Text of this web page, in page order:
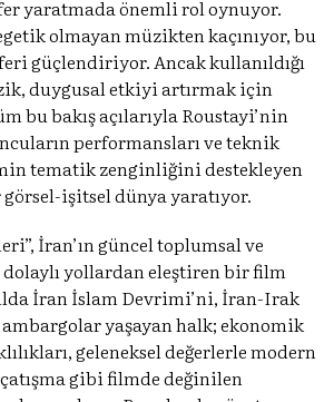
yaratmada önemli rol oynuyor.
olmayan müzikten kaçınıyor, bu
güçlendiriyor. Ancak kullanıldığı
duygusal etkiyi artırmak için
bu bakış açılarıyla Roustayi’nin
performansları ve teknik
tematik zenginliğini destekleyen
işitsel dünya yaratıyor.
İran’ın güncel toplumsal ve
yollardan eleştiren bir film
İran İslam Devrimi’ni, İran-Irak
ambargolar yaşayan halk; ekonomik
geleneksel değerlerle modern
gibi filmde değinilen